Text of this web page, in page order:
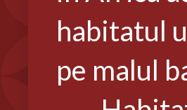
habitatul
pe malul